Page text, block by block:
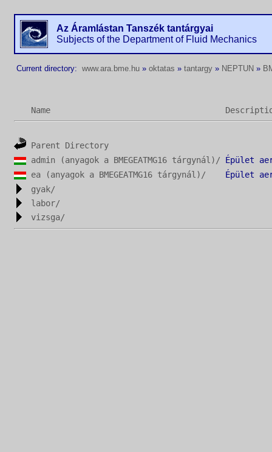
Az Áramlástan Tanszék tantárgyai
Subjects of the Department of Fluid Mechanics
Current directory: www.ara.bme.hu » oktatas » tantargy » NEPTUN »
Name
Parent Directory
admin (anyagok a BMEGEATMG16 tárgynál)/
ea (anyagok a BMEGEATMG16 tárgynál)/
gyak/
labor/
vizsga/